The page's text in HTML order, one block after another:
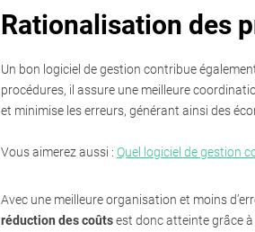
Rationalisation des
Un bon logiciel de gestion contribue
procédures, il assure une meilleure
et minimise les erreurs, générant ainsi des
Vous aimerez aussi : Quel logiciel de gestion
Avec une meilleure organisation et moins
réduction des coûtsest donc atteinte grâce